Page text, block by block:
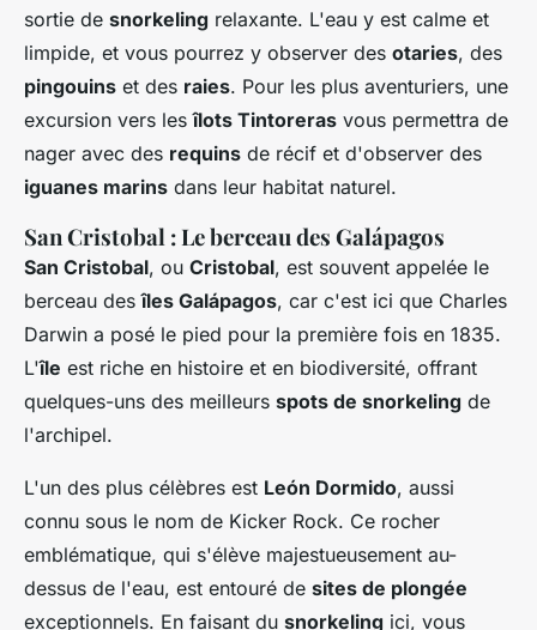
sortie de snorkeling relaxante. L'eau y est calme et
limpide, et vous pourrez y observer des otaries, des
pingouins et des raies. Pour les plus aventuriers, une
excursion vers lesîlots Tintoreras vous permettra de
nager avec des requins de récif et d'observer des
iguanes marins dans leur habitat naturel.
San Cristobal : Le berceau des Galápagos
San Cristobal, ou Cristobal, est souvent appelée le
berceau desîles Galápagos, car c'est ici que Charles
Darwin a posé le pied pour la première fois en 1835.
L'île est riche en histoire et en biodiversité, offrant
quelques-uns des meilleurs spots de snorkeling de
l'archipel.
L'un des plus célèbres est León Dormido, aussi
connu sous le nom de Kicker Rock. Ce rocher
emblématique, qui s'élève majestueusement au-
dessus de l'eau, est entouré de sites de plongée
exceptionnels. En faisant du snorkeling ici, vous